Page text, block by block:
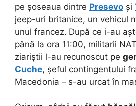
pe șoseaua dintre Presevo și
jeep-uri britanice, un vehicul
unul francez. După ce i-au
până la ora 11:00, militarii
ziariștii l-au recunoscut pe
Cuche, șeful contingentului
Macedonia – s-au urcat în